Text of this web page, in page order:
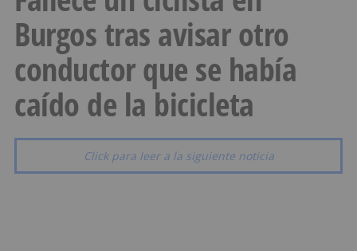
Burgos tras avisar otro
conductor que se había
caído de la bicicleta
Click para leer a la siguiente noticia